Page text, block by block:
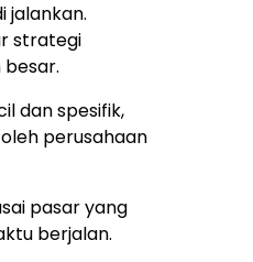
jalankan.
strategi
dan spesifik,
perusahaan
pasar yang
berjalan.